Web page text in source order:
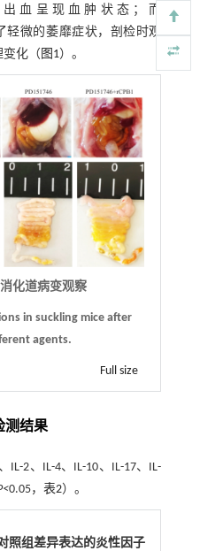
血呈现血肿状态；而
轻微的萎靡症状，剖检时观
变化（ 图1）。
化道病变观察
in suckling mice after
agents.
Full size
测结果
IL-2、IL-4、IL-10、IL-17、IL-
0.05， 表2）。
照组差异表达的炎性因子